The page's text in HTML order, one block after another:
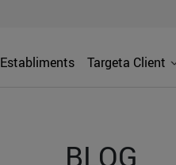
Establiments Targeta Client
BLOG